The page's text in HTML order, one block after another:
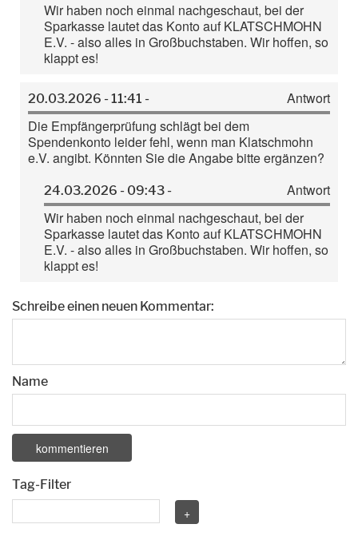
Wir haben noch einmal nachgeschaut, bei der
Sparkasse lautet das Konto auf KLATSCHMOHN
E.V. - also alles in Großbuchstaben. Wir hoffen, so
klappt es!
20.03.2026 - 11:41 -
Antwort
Die Empfängerprüfung schlägt bei dem
Spendenkonto leider fehl, wenn man Klatschmohn
e.V. angibt. Könnten Sie die Angabe bitte ergänzen?
24.03.2026 - 09:43 -
Antwort
Wir haben noch einmal nachgeschaut, bei der
Sparkasse lautet das Konto auf KLATSCHMOHN
E.V. - also alles in Großbuchstaben. Wir hoffen, so
klappt es!
Schreibe einen neuen Kommentar:
Name
Tag-Filter